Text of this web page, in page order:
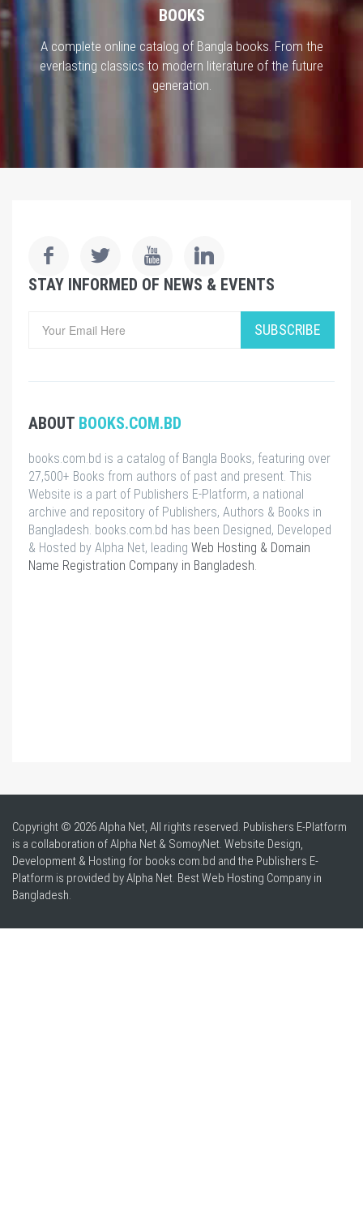
BOOKS
A complete online catalog of Bangla books. From the
everlasting classics to modern literature of the future
generation.
STAY INFORMED OF NEWS & EVENTS
SUBSCRIBE
ABOUT BOOKS.COM.BD
books.com.bd is a catalog of Bangla Books, featuring over
27,500+ Books from authors of past and present. This
Website is a part of Publishers E-Platform, a national
archive and repository of Publishers, Authors & Books in
Bangladesh. books.com.bd has been Designed, Developed
& Hosted by Alpha Net, leading Web Hosting & Domain
Name Registration Company in Bangladesh
Copyright © 2026 Alpha Net, All rights reserved. Publishers E-Platform
is a collaboration of Alpha Net & SomoyNet. Website Design,
Development & Hosting for books.com.bd and the Publishers E-
Platform is provided by Alpha Net. BestWeb Hosting Company in
Bangladesh.